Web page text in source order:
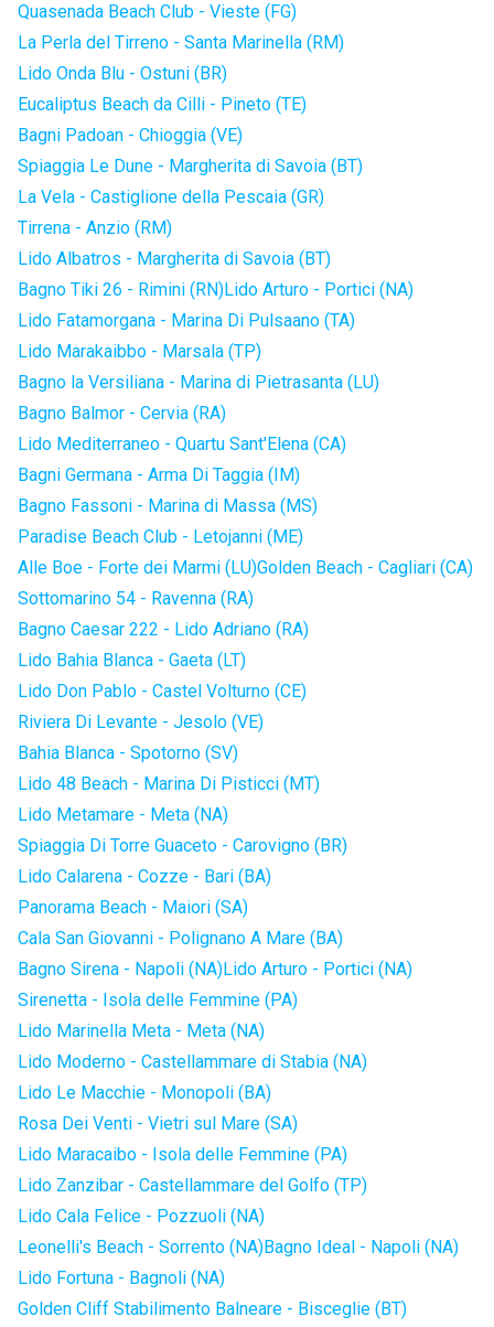
Quasenada Beach Club - Vieste (FG)
La Perla del Tirreno - Santa Marinella (RM)
Lido Onda Blu - Ostuni (BR)
Eucaliptus Beach da Cilli - Pineto (TE)
Bagni Padoan - Chioggia (VE)
Spiaggia Le Dune - Margherita di Savoia (BT)
La Vela - Castiglione della Pescaia (GR)
Tirrena - Anzio (RM)
Lido Albatros - Margherita di Savoia (BT)
Bagno Tiki 26 - Rimini (RN)Lido Arturo - Portici (NA)
Lido Fatamorgana - Marina Di Pulsaano (TA)
Lido Marakaibbo - Marsala (TP)
Bagno la Versiliana - Marina di Pietrasanta (LU)
Bagno Balmor - Cervia (RA)
Lido Mediterraneo - Quartu Sant'Elena (CA)
Bagni Germana - Arma Di Taggia (IM)
Bagno Fassoni - Marina di Massa (MS)
Paradise Beach Club - Letojanni (ME)
Alle Boe - Forte dei Marmi (LU)Golden Beach - Cagliari (CA)
Sottomarino 54 - Ravenna (RA)
Bagno Caesar 222 - Lido Adriano (RA)
Lido Bahia Blanca - Gaeta (LT)
Lido Don Pablo - Castel Volturno (CE)
Riviera Di Levante - Jesolo (VE)
Bahia Blanca - Spotorno (SV)
Lido 48 Beach - Marina Di Pisticci (MT)
Lido Metamare - Meta (NA)
Spiaggia Di Torre Guaceto - Carovigno (BR)
Lido Calarena - Cozze - Bari (BA)
Panorama Beach - Maiori (SA)
Cala San Giovanni - Polignano A Mare (BA)
Bagno Sirena - Napoli (NA)Lido Arturo - Portici (NA)
Sirenetta - Isola delle Femmine (PA)
Lido Marinella Meta - Meta (NA)
Lido Moderno - Castellammare di Stabia (NA)
Lido Le Macchie - Monopoli (BA)
Rosa Dei Venti - Vietri sul Mare (SA)
Lido Maracaibo - Isola delle Femmine (PA)
Lido Zanzibar - Castellammare del Golfo (TP)
Lido Cala Felice - Pozzuoli (NA)
Leonelli's Beach - Sorrento (NA)Bagno Ideal - Napoli (NA)
Lido Fortuna - Bagnoli (NA)
Golden Cliff Stabilimento Balneare - Bisceglie (BT)